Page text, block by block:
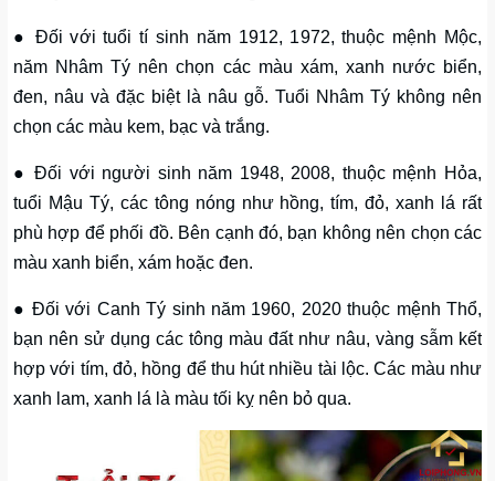
● Đối với tuổi tí sinh năm 1912, 1972, thuộc mệnh Mộc,
năm Nhâm Tý nên chọn các màu xám, xanh nước biển,
đen, nâu và đặc biệt là nâu gỗ. Tuổi Nhâm Tý không nên
chọn các màu kem, bạc và trắng.
● Đối với người sinh năm 1948, 2008, thuộc mệnh Hỏa,
tuổi Mậu Tý, các tông nóng như hồng, tím, đỏ, xanh lá rất
phù hợp để phối đồ. Bên cạnh đó, bạn không nên chọn các
màu xanh biển, xám hoặc đen.
● Đối với Canh Tý sinh năm 1960, 2020 thuộc mệnh Thổ,
bạn nên sử dụng các tông màu đất như nâu, vàng sẫm kết
hợp với tím, đỏ, hồng để thu hút nhiều tài lộc. Các màu như
xanh lam, xanh lá là màu tối kỵ nên bỏ qua.